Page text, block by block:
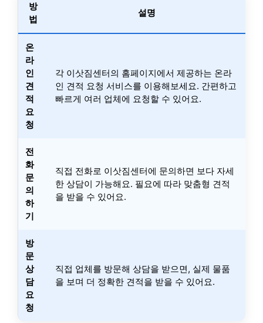
방
법
설명
온
라
인
견
적
요
청
각 이삿짐센터의 홈페이지에서 제공하는 온라
인 견적 요청 서비스를 이용해보세요. 간편하고
빠르게 여러 업체에 요청할 수 있어요.
전
화
문
의
하
기
직접 전화로 이삿짐센터에 문의하면 보다 자세
한 상담이 가능해요. 필요에 따라 맞춤형 견적
을 받을 수 있어요.
방
문
상
담
요
청
직접 업체를 방문해 상담을 받으면, 실제 물품
을 보며 더 정확한 견적을 받을 수 있어요.